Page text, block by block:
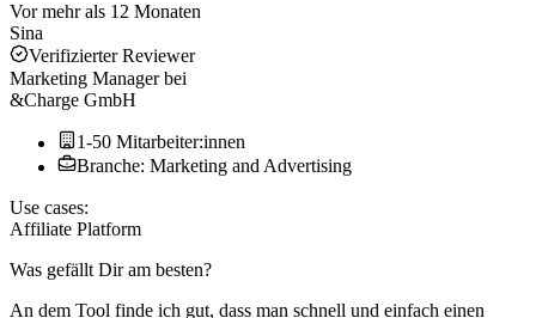
Vor mehr als 12 Monaten
Sina
Verifizierter Reviewer
Marketing Managerbei
&Charge GmbH
1-50 Mitarbeiter:innen
Branche: Marketing and Advertising
Use cases:
Affiliate Platform
Was gefällt Dir am besten?
An dem Tool finde ich gut, dass man schnell und einfach einen